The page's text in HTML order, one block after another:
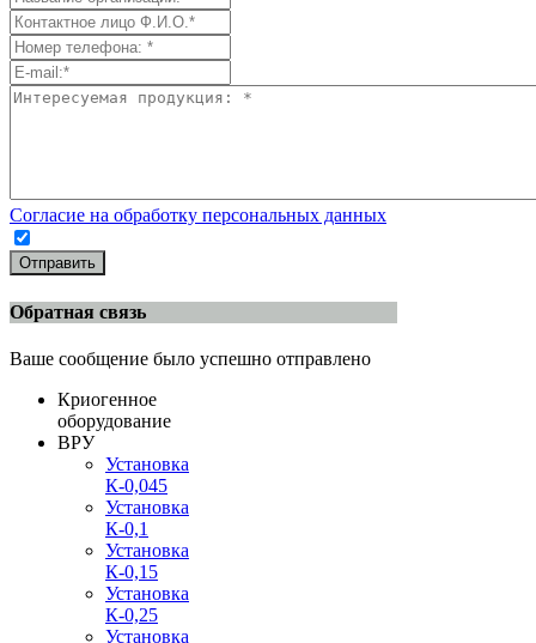
Согласие на обработку персональных данных
Отправить
Обратная связь
Ваше сообщение было успешно отправлено
Криогенное
оборудование
ВРУ
Установка
К-0,045
Установка
К-0,1
Установка
К-0,15
Установка
К-0,25
Установка